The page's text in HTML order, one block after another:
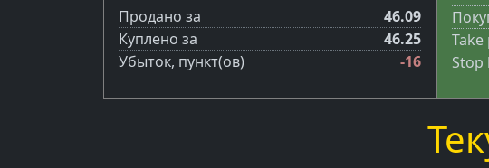
Продано за
46.09
Куплено за
46.25
Убыток, пункт(ов)
-16
Stop